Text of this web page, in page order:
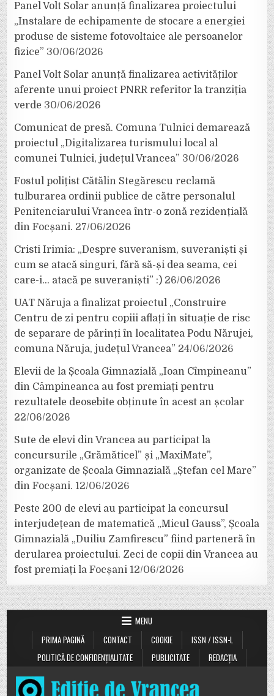
Panel Volt Solar anunță finalizarea proiectului
„Instalare de echipamente de stocare a energiei
produse de sisteme fotovoltaice ale persoanelor
fizice” 30/06/2026
Panel Volt Solar anunță finalizarea activităților
aferente unui proiect PNRR referitor la tranziția
verde 30/06/2026
Comunicat de presă. Comuna Tulnici demarează
proiectul „Digitalizarea turismului local al
comunei Tulnici, județul Vrancea” 30/06/2026
Fostul polițist Cătălin Stegărescu reclamă
tulburarea ordinii publice de către personalul
Penitenciarului Vrancea într-o zonă rezidențială
din Focșani. 27/06/2026
Cristi Irimia: „Despre suveranism, suveraniști și
cum se atacă singuri, fără să-și dea seama, cei
care-i… atacă pe suveraniști” :) 26/06/2026
UAT Năruja a finalizat proiectul „Construire
Centru de zi pentru copiii aflați în situație de risc
de separare de părinți în localitatea Podu Nărujei,
comuna Năruja, județul Vrancea” 24/06/2026
Elevii de la Școala Gimnazială „Ioan Cîmpineanu”
din Câmpineanca au fost premiați pentru
rezultatele deosebite obținute în acest an școlar
22/06/2026
Sute de elevi din Vrancea au participat la
concursurile „Grămăticel” și „MaxiMate”,
organizate de Școala Gimnazială „Ștefan cel Mare”
din Focșani. 12/06/2026
Peste 200 de elevi au participat la concursul
interjudețean de matematică „Micul Gauss”, Școala
Gimnazială „Duiliu Zamfirescu” fiind parteneră în
derularea proiectului. Zeci de copii din Vrancea au
fost premiați la Focșani 12/06/2026
MENU
PRIMA PAGINĂ
CONTACT COOKIE
ISSN / ISSN-L
POLITICĂ DE CONFIDENȚIALITATE
PUBLICITATE REDACȚIA